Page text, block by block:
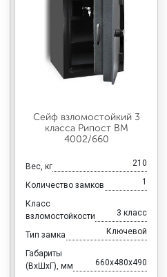
Сейф взломостойкий 3
класса Рипост ВМ
4002/660
Вес, кг 210
Количество замков 1
Класс
взломостойкости
3 класс
Тип замка Ключевой
Габариты
(ВхШхГ), мм
660x480x490